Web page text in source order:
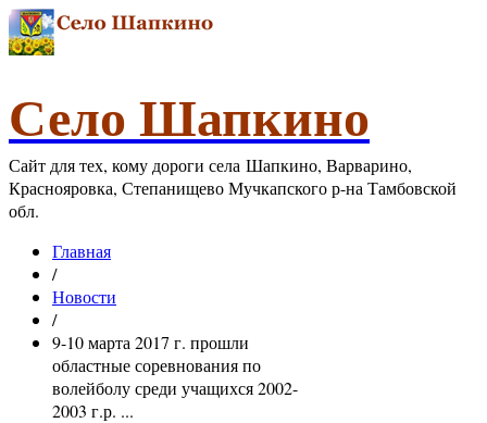
Село Шапкино
Сайт для тех, кому дороги села Шапкино, Варварино,
Краснояровка, Степанищево Мучкапского р-на Тамбовской
обл.
Главная
/
Новости
/
9-10 марта 2017 г. прошли
областные соревнования по
волейболу среди учащихся 2002-
2003 г.р. ...